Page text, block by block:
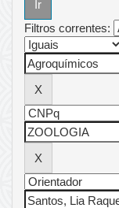
Filtros correntes: